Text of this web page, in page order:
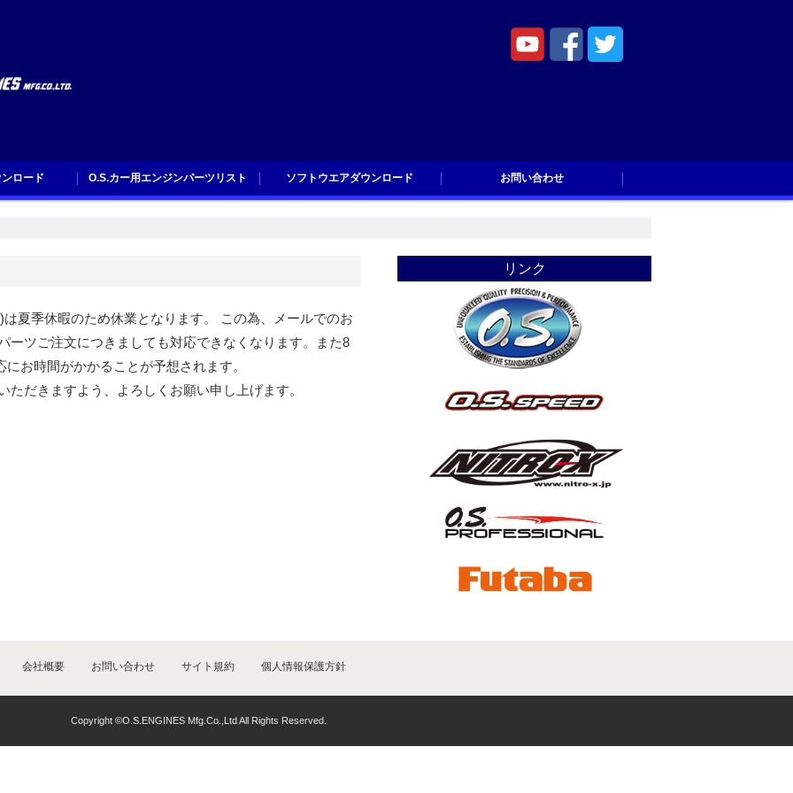
ロード O.S.カー用エンジンパーツリスト ソフトウエアダウンロード お問い合わせ
夏季休暇のため休業となります。 この為、メールでのお
ーツご注文につきましても対応できなくなります。また8
お時間がかかることが予想されます。
だきますよう、よろしくお願い申し上げます。
リンク
会社概要 お問い合わせ サイト規約 個人情報保護方針
Copyright ©O.S.ENGINES Mfg.Co.,Ltd All Rights Reserved.